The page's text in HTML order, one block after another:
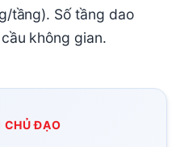
tầng). Số tầng dao
không gian.
CHỦ ĐẠO